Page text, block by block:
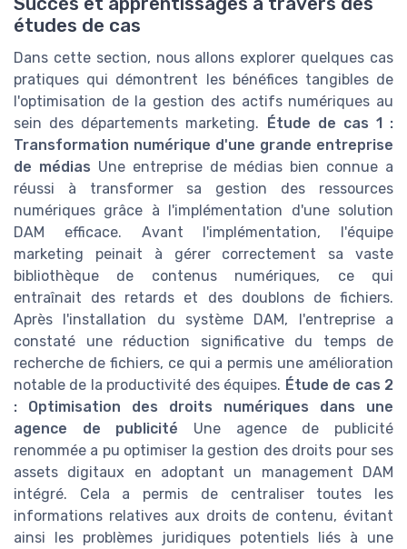
études de cas
Dans cette section, nous allons explorer quelques cas
pratiques qui démontrent les bénéfices tangibles de
l'optimisation de la gestion des actifs numériques au
sein des départements marketing. Étude de cas 1 :
Transformation numérique d'une grande entreprise
de médias Une entreprise de médias bien connue a
réussi à transformer sa gestion des ressources
numériques grâce à l'implémentation d'une solution
DAM efficace. Avant l'implémentation, l'équipe
marketing peinait à gérer correctement sa vaste
bibliothèque de contenus numériques, ce qui
entraînait des retards et des doublons de fichiers.
Après l'installation du système DAM, l'entreprise a
constaté une réduction significative du temps de
recherche de fichiers, ce qui a permis une amélioration
notable de la productivité des équipes. Étude de cas 2
: Optimisation des droits numériques dans une
agence de publicité Une agence de publicité
renommée a pu optimiser la gestion des droits pour ses
assets digitaux en adoptant un management DAM
intégré. Cela a permis de centraliser toutes les
informations relatives aux droits de contenu, évitant
ainsi les problèmes juridiques potentiels liés à une